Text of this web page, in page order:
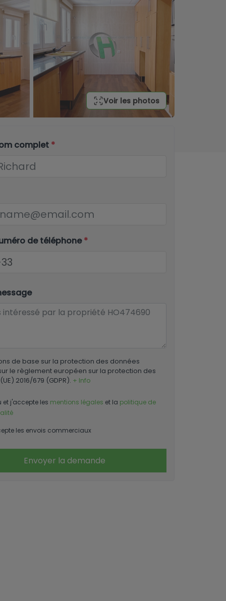
Voir les photos
complet *
de téléphone*
de base sur la protection des données
le règlement européen sur la protection des
2016/679 (GDPR). + Info
et j'accepte les mentions légales et la politique de
les envois commerciaux
Envoyer la demande